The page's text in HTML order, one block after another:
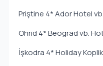
Priştine 4* Ador Hotel
Ohrid 4* Beograd vb.
İşkodra 4* Holiday